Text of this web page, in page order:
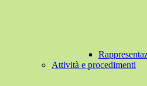
Attività e procedimenti